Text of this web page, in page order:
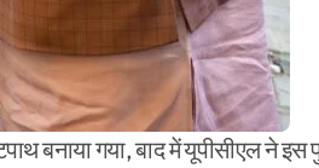
बनाया गया, बाद में यूपीसीएल ने इस